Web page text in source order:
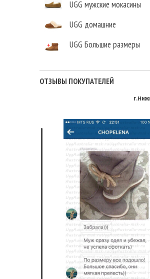
UGG мужские мокасины
UGG домашние
UGG Большие размеры
ОТЗЫВЫ ПОКУПАТЕЛЕЙ